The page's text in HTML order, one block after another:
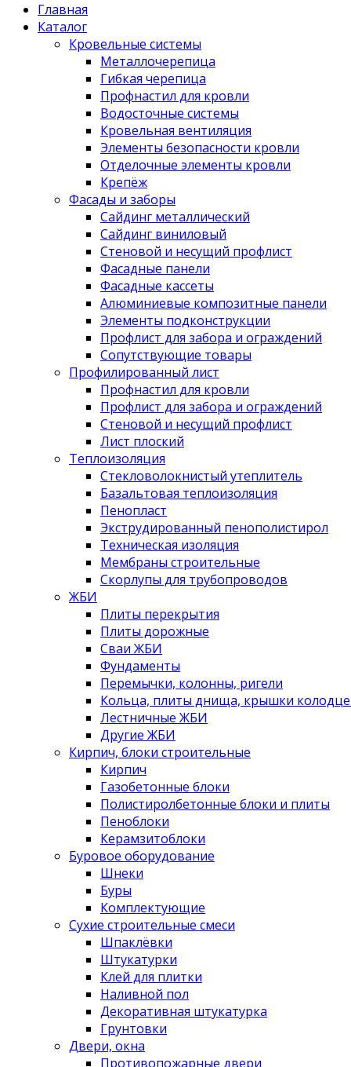
Главная
Каталог
Кровельные системы
Металлочерепица
Гибкая черепица
Профнастил для кровли
Водосточные системы
Кровельная вентиляция
Элементы безопасности кровли
Отделочные элементы кровли
Крепёж
Фасады и заборы
Сайдинг металлический
Сайдинг виниловый
Стеновой и несущий профлист
Фасадные панели
Фасадные кассеты
Алюминиевые композитные панели
Элементы подконструкции
Профлист для забора и ограждений
Сопутствующие товары
Профилированный лист
Профнастил для кровли
Профлист для забора и ограждений
Стеновой и несущий профлист
Лист плоский
Теплоизоляция
Стекловолокнистый утеплитель
Базальтовая теплоизоляция
Пенопласт
Экструдированный пенополистирол
Техническая изоляция
Мембраны строительные
Скорлупы для трубопроводов
ЖБИ
Плиты перекрытия
Плиты дорожные
Сваи ЖБИ
Фундаменты
Перемычки, колонны, ригели
Кольца, плиты днища, крышки
Лестничные ЖБИ
Другие ЖБИ
Кирпич, блоки строительные
Кирпич
Газобетонные блоки
Полистиролбетонные блоки и плиты
Пеноблоки
Керамзитоблоки
Буровое оборудование
Шнеки
Буры
Комплектующие
Сухие строительные смеси
Шпаклёвки
Штукатурки
Клей для плитки
Наливной пол
Декоративная штукатурка
Грунтовки
Двери, окна
Противопожарные двери